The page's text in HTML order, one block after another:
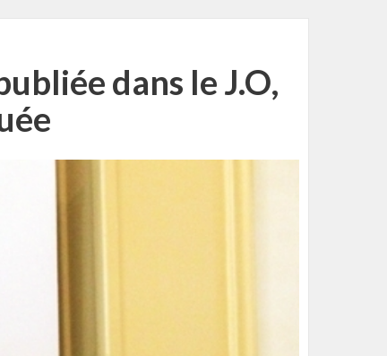
dans le J.O,